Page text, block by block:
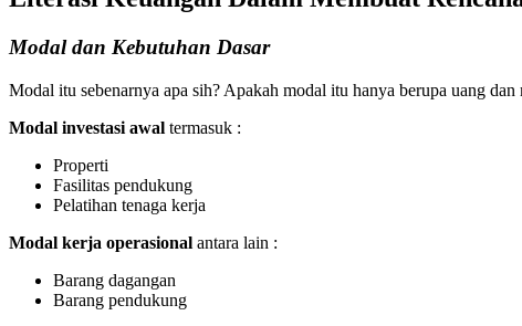
Modal dan Kebutuhan Dasar
Modal itu sebenarnya apa sih? Apakah modal itu hanya berupa uang
Modal investasi awal termasuk :
Properti
Fasilitas pendukung
Pelatihan tenaga kerja
Modal kerja operasional antara lain :
Barang dagangan
Barang pendukung